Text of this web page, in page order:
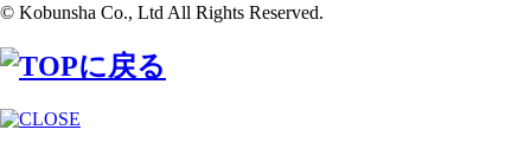
© Kobunsha Co., Ltd All Rights Reserved.